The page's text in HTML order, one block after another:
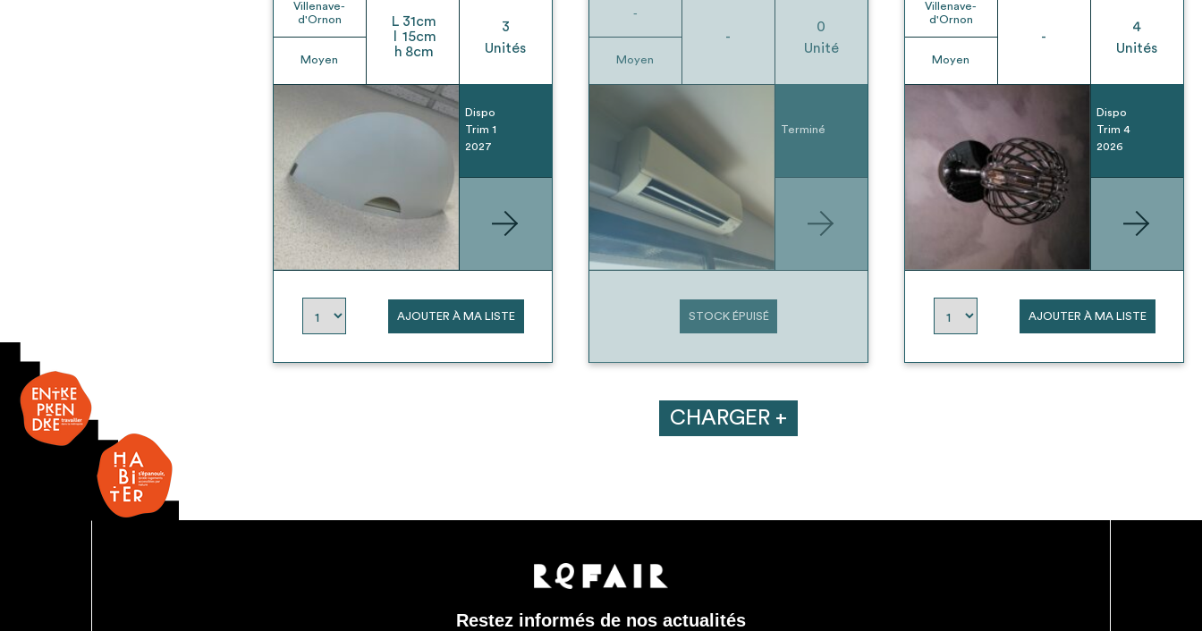
Villenave-
d'Ornon
Moyen
L 31cm
15cm
h 8cm
3
Unités
Dispo
Trim 1
2027
AJOUTER À MA LISTE
-
Moyen
-
0
Unité
Terminé
STOCK ÉPUISÉ
Villenave-
d'Ornon
Moyen
-
4
Unités
Dispo
Trim 4
2026
AJOUTER À MA LISTE
CHARGER +
Restez informés de nos actualités